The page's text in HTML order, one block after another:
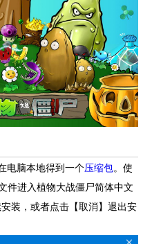
电脑本地得到一个压缩包。使
件进入植物大战僵尸简体中文
装，或者点击【取消】退出安